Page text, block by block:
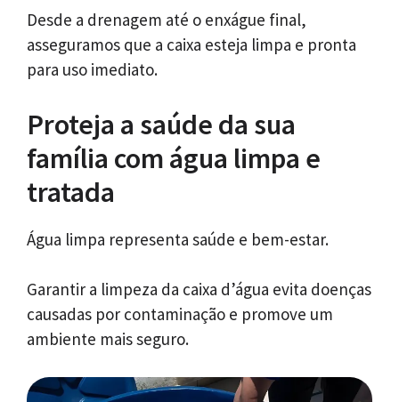
Desde a drenagem até o enxágue final,
asseguramos que a caixa esteja limpa e pronta
para uso imediato.
Proteja a saúde da sua
família com água limpa e
tratada
Água limpa representa saúde e bem-estar.
Garantir a limpeza da caixa d’água evita doenças
causadas por contaminação e promove um
ambiente mais seguro.